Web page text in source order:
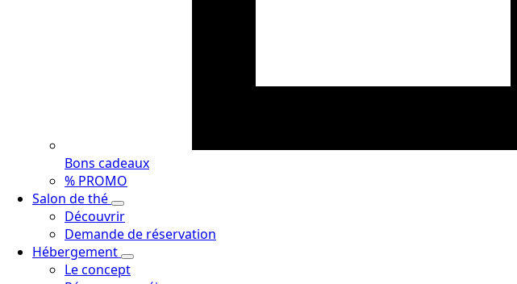
Bons cadeaux
% PROMO
Salon de thé
Découvrir
Demande de réservation
Hébergement
Le concept